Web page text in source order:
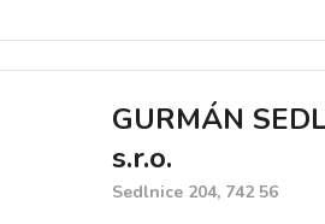
GURMÁN
s.r.o.
Sedlnice 204, 742 56